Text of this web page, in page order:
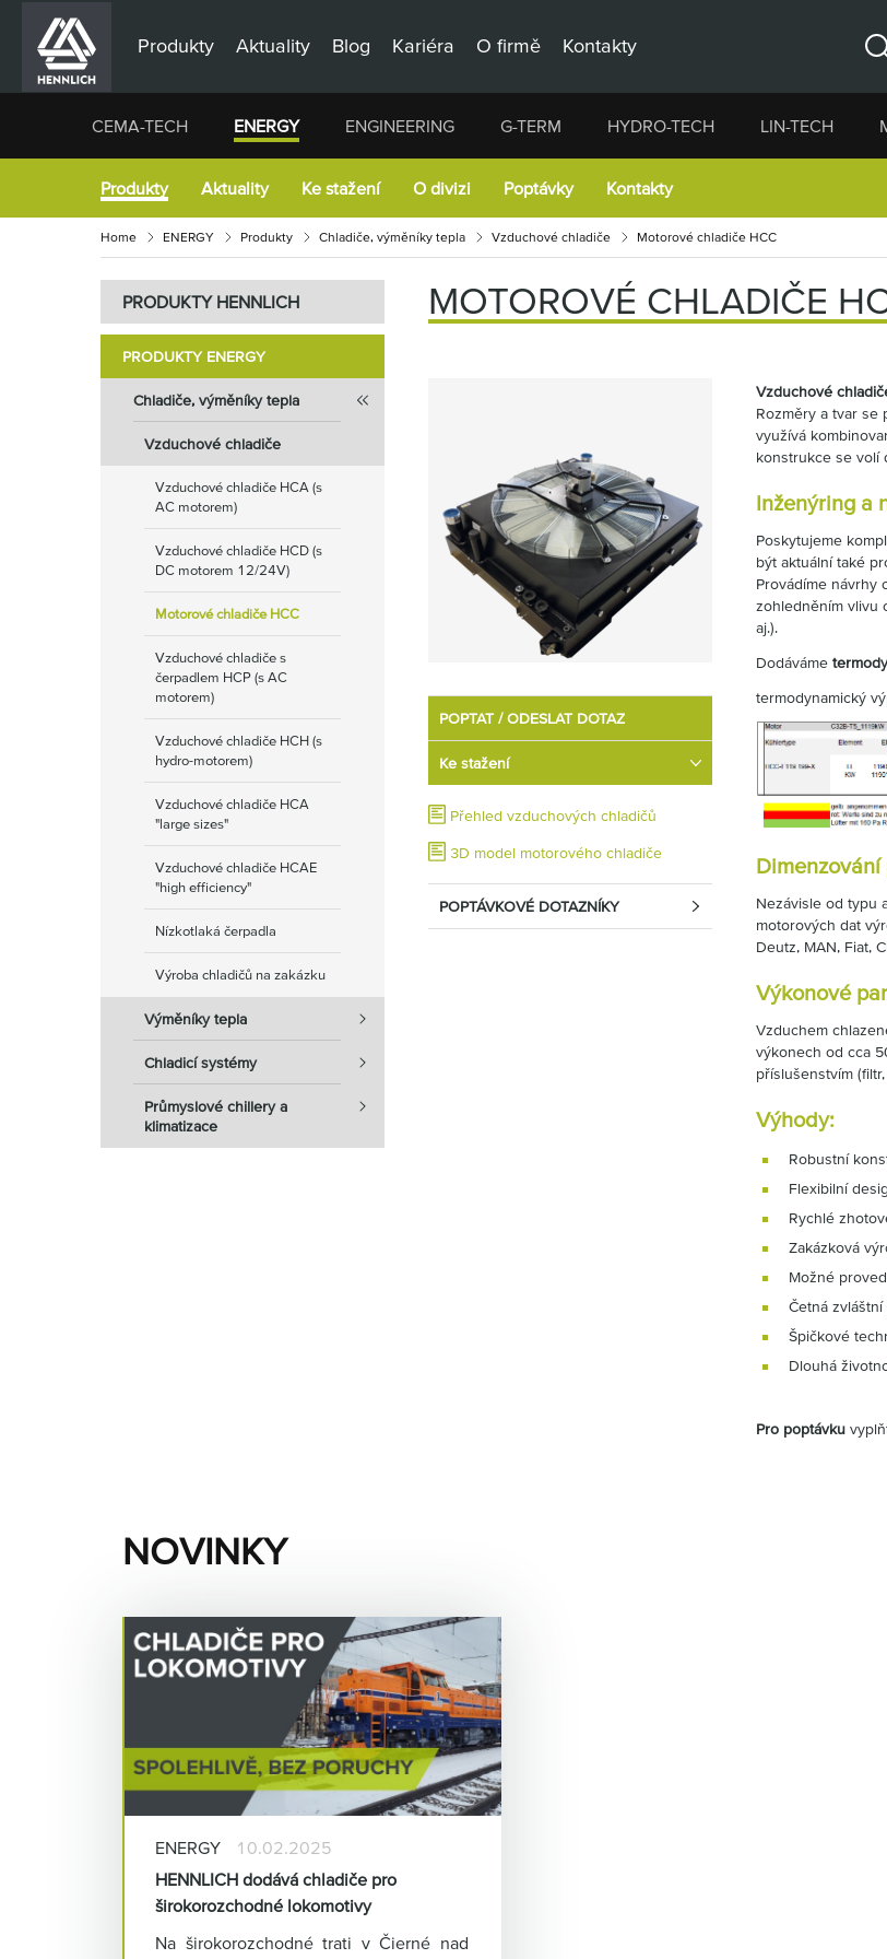
Produkty Aktuality Blog Kariéra O firmě Kontakty
CEMA-TECH ENERGY ENGINEERING G-TERM HYDRO-TECH LIN-TECH
Produkty Aktuality Ke stažení O divizi Poptávky Kontakty
Home ENERGY Produkty Chladiče, výměníky tepla Vzduchové chladiče Motorové chladiče HCC
PRODUKTY HENNLICH
PRODUKTY ENERGY
Chladiče, výměníky tepla
Vzduchové chladiče
Vzduchové chladiče HCA (s
AC motorem)
Vzduchové chladiče HCD (s
DC motorem 12/24V)
Motorové chladiče HCC
Vzduchové chladiče s
čerpadlem HCP (s AC
motorem)
Vzduchové chladiče HCH (s
hydro-motorem)
Vzduchové chladiče HCA
"large sizes"
Vzduchové chladiče HCAE
"high efficiency"
Nízkotlaká čerpadla
Výroba chladičů na zakázku
Výměníky tepla
Chladicí systémy
Průmyslové chillery a
klimatizace
MOTOROVÉ CHLADIČE
POPTAT / ODESLAT DOTAZ
Ke stažení
Přehled vzduchových chladičů
3D model motorového chladiče
POPTÁVKOVÉ DOTAZNÍKY
Vzduchové
Rozměry a tvar se
využívá
konstrukce se volí
Inženýring a
Poskytujeme
být aktuální také
Provádíme návrhy
zohledněním vlivu
aj.).
Dodáváme
termodynamický
Nezávisle od typu
motorových dat
Deutz, MAN, Fiat,
Výkonové
Vzduchem
výkonech od cca
příslušenstvím
Výhody:
Robustní
Flexibilní
Rychlé
Zakázková
Možné
Četná
Špičkové
Dlouhá
Pro poptávku
NOVINKY
ENERGY
10.02.2025
HENNLICH dodává chladiče pro
širokorozchodné lokomotivy
Na širokorozchodné trati v Čierné nad